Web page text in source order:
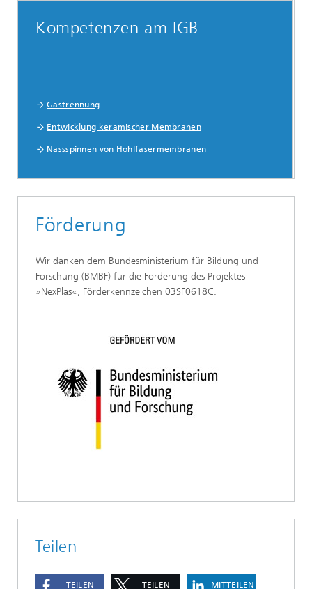
Kompetenzen am IGB
Gastrennung
Entwicklung keramischer Membranen
Nassspinnen von Hohlfasermembranen
Förderung
Wir danken dem Bundesministerium für Bildung und
Forschung (BMBF) für die Förderung des Projektes
»NexPlas«, Förderkennzeichen 03SF0618C.
Teilen
TEILEN TEILEN MITTEILEN